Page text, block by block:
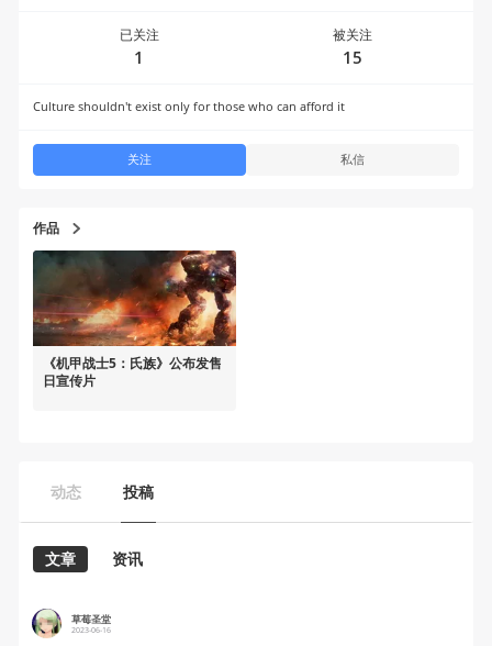
作品
《机甲战士5：氏族》公布发售
日宣传片
动态 投稿
文章 资讯
草莓圣堂
2023-06-16
已关注
1
被关注
15
Culture shouldn't exist only for those who can afford it
关注 私信